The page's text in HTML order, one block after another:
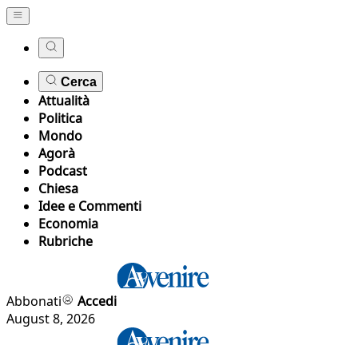
Cerca
Attualità
Politica
Mondo
Agorà
Podcast
Chiesa
Idee e Commenti
Economia
Rubriche
Abbonati
Accedi
August 8, 2026